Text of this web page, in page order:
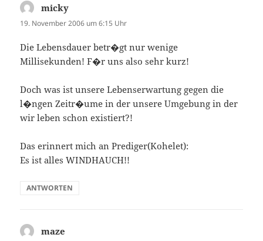
micky
19. November 2006 um 6:15 Uhr
Die Lebensdauer betr�gt nur wenige
Millisekunden! F�r uns also sehr kurz!
Doch was ist unsere Lebenserwartung gegen die
l�ngen Zeitr�ume in der unsere Umgebung in der
wir leben schon existiert?!
Das erinnert mich an Prediger(Kohelet):
Es ist alles WINDHAUCH!!
ANTWORTEN
maze